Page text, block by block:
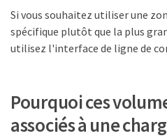
Si vous souhaitez utiliser une
spécifique plutôt que la plus
utilisez l'interface de ligne de
Pourquoi ces
associés à une